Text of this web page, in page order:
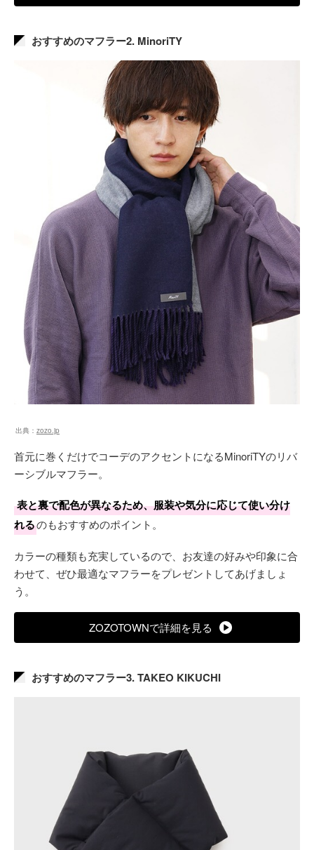
おすすめのマフラー2. MinoriTY
出典： zozo.jp
首元に巻くだけでコーデのアクセントになるMinoriTYのリバ
ーシブルマフラー。
表と裏で配色が異なるため、服装や気分に応じて使い分け
れるのもおすすめのポイント。
カラーの種類も充実しているので、お友達の好みや印象に合
わせて、ぜひ最適なマフラーをプレゼントしてあげましょ
う。
ZOZOTOWNで詳細を見る
おすすめのマフラー3. TAKEO KIKUCHI